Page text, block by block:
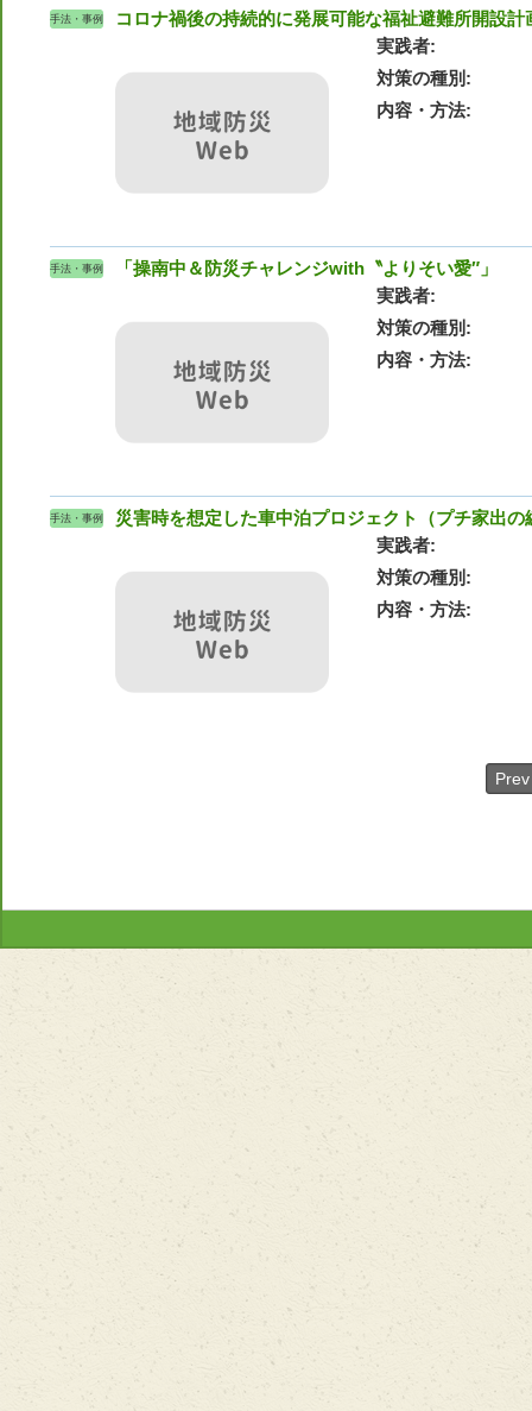
手法・事例
コロナ禍後の持続的に発展可能な福祉避難所開設計
実践者
対策の種別
内容・方法
手法・事例
「操南中＆防災チャレンジwith〝よりそい愛″」
実践者
対策の種別
内容・方法
手法・事例
災害時を想定した車中泊プロジェクト（プチ家出の
実践者
対策の種別
内容・方法
Prev